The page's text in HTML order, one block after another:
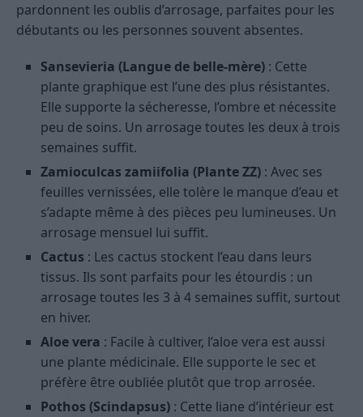
pardonnent les oublis d’arrosage, parfaites pour les
débutants ou les personnes souvent absentes.
Sansevieria (Langue de belle-mère) : Cette
plante graphique est l’une des plus résistantes.
Elle supporte la sécheresse, l’ombre et nécessite
peu de soins. Un arrosage toutes les deux à trois
semaines suffit.
Zamioculcas zamiifolia (Plante ZZ) : Avec ses
feuilles vernissées, elle tolère le manque d’eau et
s’adapte même à des pièces peu lumineuses. Un
arrosage mensuel lui suffit.
Cactus : Les cactus stockent l’eau dans leurs
tissus. Ils sont parfaits pour les étourdis : un
arrosage toutes les 3 à 4 semaines suffit, surtout
en hiver.
Aloe vera : Facile à cultiver, l’aloe vera est aussi
une plante médicinale. Elle supporte le sec et
préfère être oubliée plutôt que trop arrosée.
Pothos (Scindapsus) : Cette liane d’intérieur est